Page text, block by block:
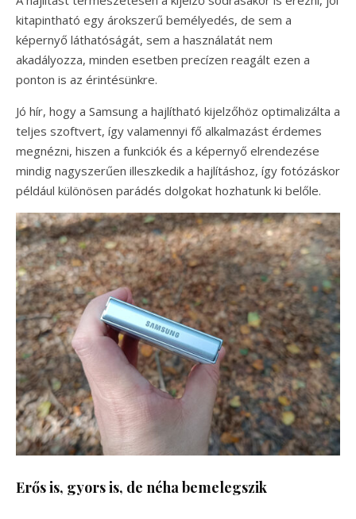
kitapintható egy árokszerű bemélyedés, de sem a
képernyő láthatóságát, sem a használatát nem
akadályozza, minden esetben precízen reagált ezen a
ponton is az érintésünkre.
Jó hír, hogy a Samsung a hajlítható kijelzőhöz optimalizálta a
teljes szoftvert, így valamennyi fő alkalmazást érdemes
megnézni, hiszen a funkciók és a képernyő elrendezése
mindig nagyszerűen illeszkedik a hajlításhoz, így fotózáskor
például különösen parádés dolgokat hozhatunk ki belőle.
Erős is, gyors is, de néha bemelegszik